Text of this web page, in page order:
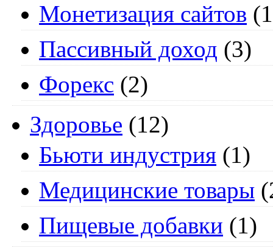
Монетизация сайтов
Пассивный доход (3)
Форекс (2)
Здоровье (12)
Бьюти индустрия (1)
Медицинские товары
Пищевые добавки (1)